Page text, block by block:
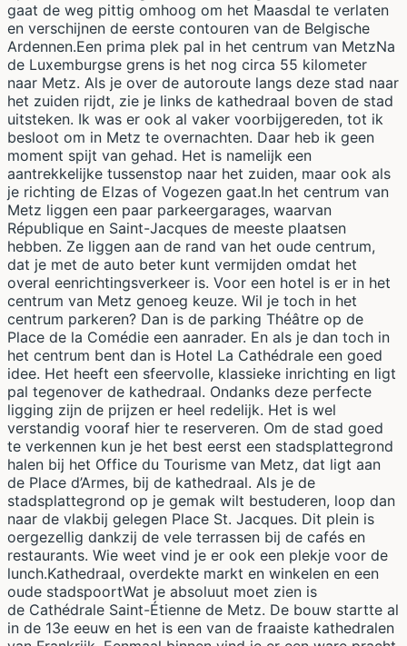
gaat de weg pittig omhoog om het Maasdal te verlaten
en verschijnen de eerste contouren van de Belgische
Ardennen.Een prima plek pal in het centrum van MetzNa
de Luxemburgse grens is het nog circa 55 kilometer
naar Metz. Als je over de autoroute langs deze stad naar
het zuiden rijdt, zie je links de kathedraal boven de stad
uitsteken. Ik was er ook al vaker voorbijgereden, tot ik
besloot om in Metz te overnachten. Daar heb ik geen
moment spijt van gehad. Het is namelijk een
aantrekkelijke tussenstop naar het zuiden, maar ook als
je richting de Elzas of Vogezen gaat.In het centrum van
Metz liggen een paar parkeergarages, waarvan
République en Saint-Jacques de meeste plaatsen
hebben. Ze liggen aan de rand van het oude centrum,
dat je met de auto beter kunt vermijden omdat het
overal eenrichtingsverkeer is. Voor een hotel is er in het
centrum van Metz genoeg keuze. Wil je toch in het
centrum parkeren? Dan is de parking Théâtre op de
Place de la Comédie een aanrader. En als je dan toch in
het centrum bent dan is Hotel La Cathédrale een goed
idee. Het heeft een sfeervolle, klassieke inrichting en ligt
pal tegenover de kathedraal. Ondanks deze perfecte
ligging zijn de prijzen er heel redelijk. Het is wel
verstandig vooraf hier te reserveren. Om de stad goed
te verkennen kun je het best eerst een stadsplattegrond
halen bij het Office du Tourisme van Metz, dat ligt aan
de Place d’Armes, bij de kathedraal. Als je de
stadsplattegrond op je gemak wilt bestuderen, loop dan
naar de vlakbij gelegen Place St. Jacques. Dit plein is
oergezellig dankzij de vele terrassen bij de cafés en
restaurants. Wie weet vind je er ook een plekje voor de
lunch.Kathedraal, overdekte markt en winkelen en een
oude stadspoortWat je absoluut moet zien is
de Cathédrale Saint-Étienne de Metz. De bouw startte al
in de 13e eeuw en het is een van de fraaiste kathedralen